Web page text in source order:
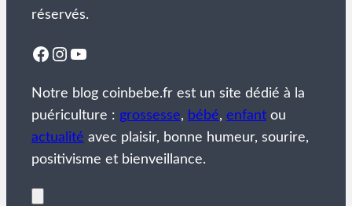
réservés.
Facebook
Instagram
YouTube
Notre blog coinbebe.fr est un site dédié à la
puériculture : grossesse, bébé, enfant ou
actualité avec plaisir, bonne humeur, sourire,
positivisme et bienveillance.